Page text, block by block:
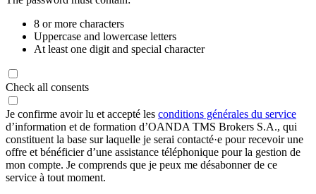
8 or more characters
Uppercase and lowercase letters
At least one digit and special character
Check all consents
Je confirme avoir lu et accepté les conditions générales du service
d’information et de formation d’OANDA TMS Brokers S.A., qui
constituent la base sur laquelle je serai contacté·e pour recevoir une
offre et bénéficier d’une assistance téléphonique pour la gestion de
mon compte. Je comprends que je peux me désabonner de ce
service à tout moment.